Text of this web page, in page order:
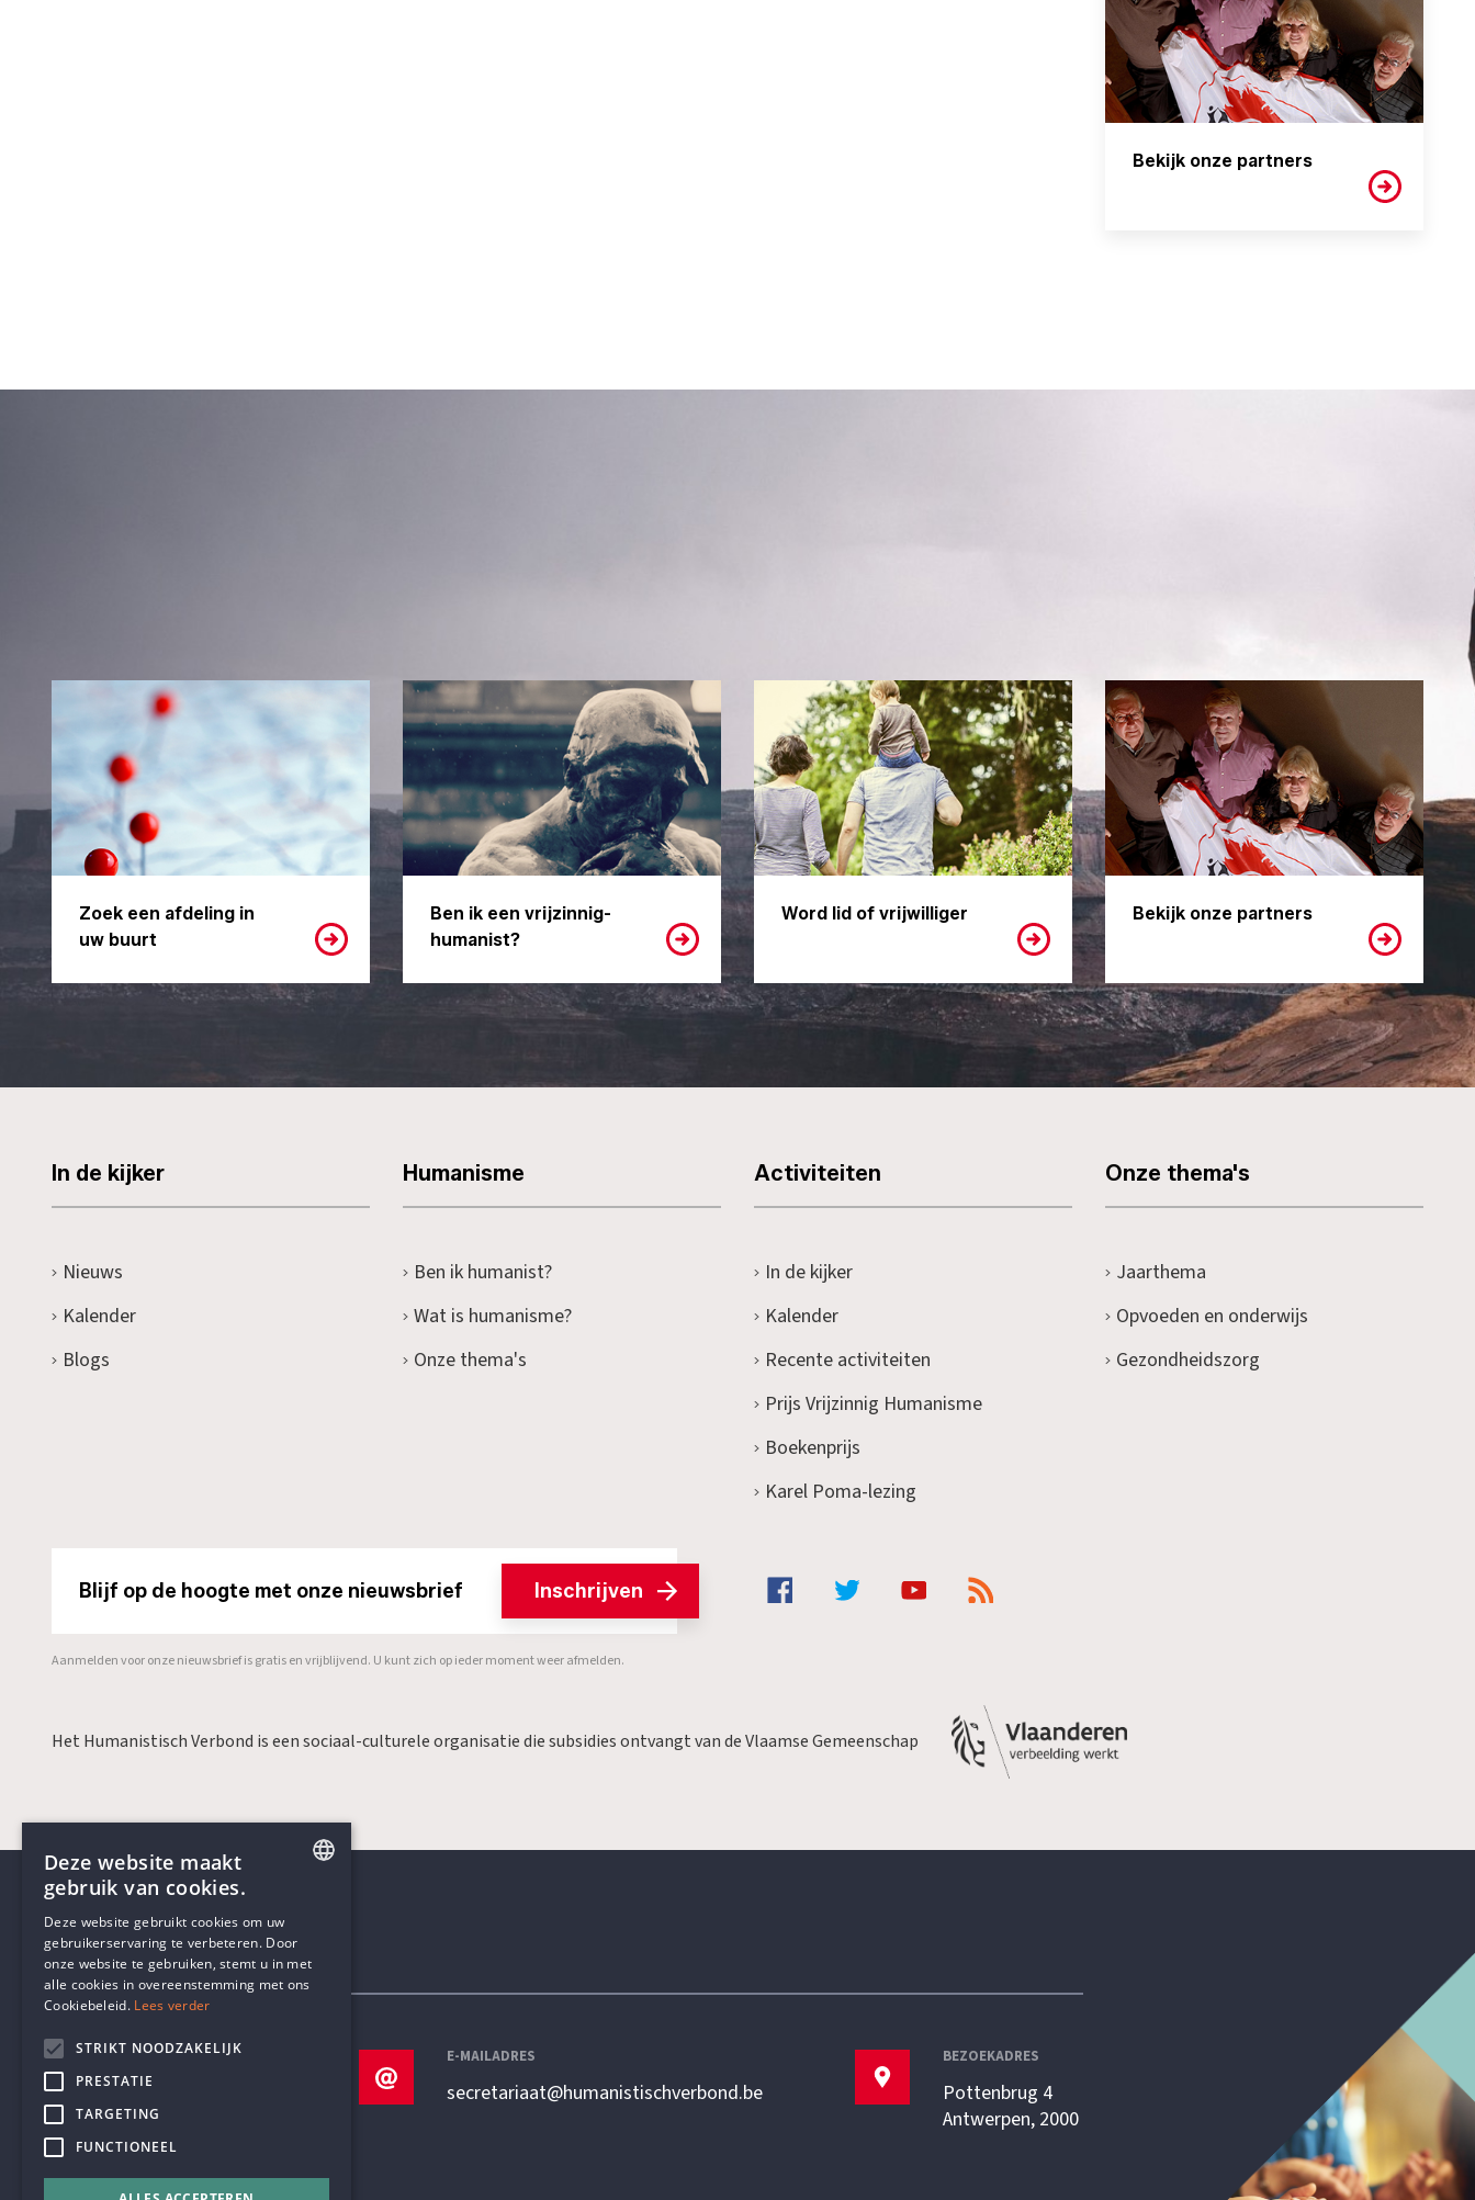
Bekijk onze partners
Zoek een afdeling in
uw buurt
Ben ik een vrijzinnig-
humanist?
Word lid of vrijwilliger Bekijk onze partners
In de kijker
Nieuws
Kalender
Blogs
Humanisme
Ben ik humanist?
Wat is humanisme?
Onze thema's
Activiteiten
In de kijker
Kalender
Recente activiteiten
Prijs Vrijzinnig Humanisme
Boekenprijs
Karel Poma-lezing
Onze thema's
Jaarthema
Opvoeden en onderwijs
Gezondheidszorg
Blijf op de hoogte met onze nieuwsbrief Inschrijven
Aanmelden voor onze nieuwsbrief is gratis en vrijblijvend. U kunt zich op ieder moment weer afmelden.
Het Humanistisch Verbond is een sociaal-culturele organisatie die subsidies ontvangt van de Vlaamse Gemeenschap
Contactgegevens
TELEFOON
+32 3 233 70 32
E-MAILADRES
secretariaat@humanistischverbond.be
BEZOEKADRES
Pottenbrug 4
Antwerpen, 2000
DUTCH
Deze website maakt
gebruik van cookies.
Deze website gebruikt cookies om uw
gebruikerservaring te verbeteren. Door
onze website te gebruiken, stemt u in met
alle cookies in overeenstemming met ons
Cookiebeleid. Lees verder
STRIKT NOODZAKELIJK
PRESTATIE
TARGETING
FUNCTIONEEL